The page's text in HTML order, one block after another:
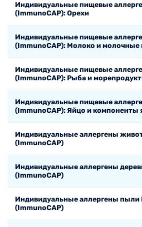
Индивидуальные пищевые
(ImmunoCAP): Орехи
Индивидуальные пищевые
(ImmunoCAP): Молоко и молочные
Индивидуальные пищевые
(ImmunoCAP): Рыба и
Индивидуальные пищевые
(ImmunoCAP): Яйцо и компоненты
Индивидуальные аллергены
(ImmunoCAP)
Индивидуальные аллергены
(ImmunoCAP)
Индивидуальные аллергены пыли
(ImmunoCAP)